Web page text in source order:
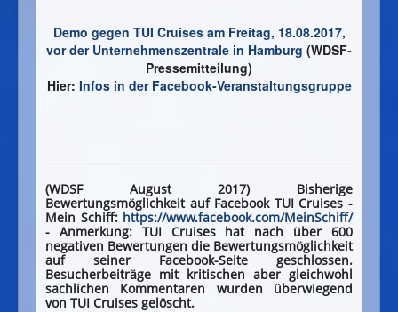
Demo gegen TUI Cruises am Freitag, 18.08.2017,
vor der Unternehmenszentrale in Hamburg (WDSF-
Pressemitteilung)
Hier: Infos in der Facebook-Veranstaltungsgruppe
(WDSF August 2017) Bisherige
Bewertungsmöglichkeit auf Facebook TUI Cruises -
Mein Schiff: https://www.facebook.com/MeinSchiff/
- Anmerkung: TUI Cruises hat nach über 600
negativen Bewertungen die Bewertungsmöglichkeit
auf seiner Facebook-Seite geschlossen.
Besucherbeiträge mit kritischen aber gleichwohl
sachlichen Kommentaren wurden überwiegend
von TUI Cruises gelöscht.